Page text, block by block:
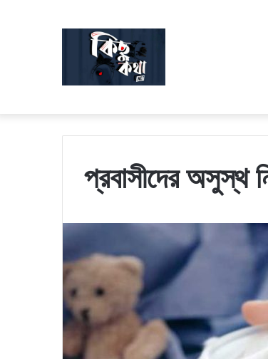
প্রবাসীদের অসুস্থ